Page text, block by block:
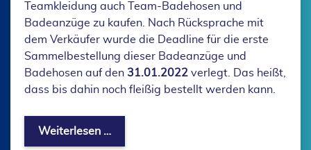
Teamkleidung auch Team-Badehosen und
Badeanzüge zu kaufen. Nach Rücksprache mit
dem Verkäufer wurde die Deadline für die erste
Sammelbestellung dieser Badeanzüge und
Badehosen auf den 31.01.2022 verlegt. Das heißt,
dass bis dahin noch fleißig bestellt werden kann.
Weiterlesen …